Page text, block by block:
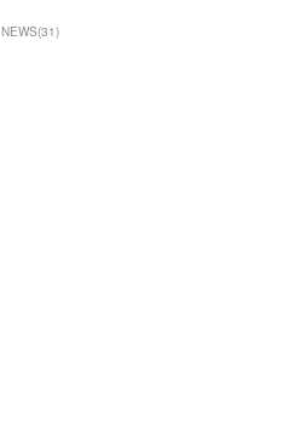
NEWS(31)